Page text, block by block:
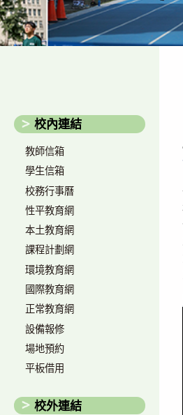
校內連結
教師信箱
學生信箱
校務行事曆
性平教育網
本土教育網
課程計劃網
環境教育網
國際教育網
正常教育網
設備報修
場地預約
平板借用
校外連結